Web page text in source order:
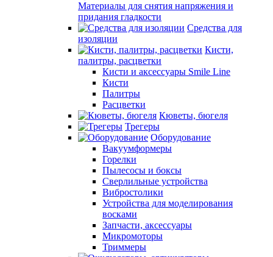
Материалы для снятия напряжения и
придания гладкости
Средства для
изоляции
Кисти,
палитры, расцветки
Кисти и аксессуары Smile Line
Кисти
Палитры
Расцветки
Кюветы, бюгеля
Трегеры
Оборудование
Вакуумформеры
Горелки
Пылесосы и боксы
Сверлильные устройства
Вибростолики
Устройства для моделирования
восками
Запчасти, аксессуары
Микромоторы
Триммеры